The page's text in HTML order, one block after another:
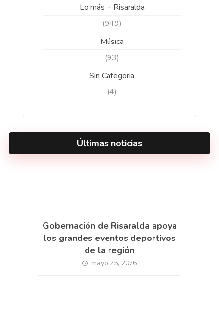
Lo más + Risaralda
(949)
Música
(93)
Sin Categoria
(4)
Últimas noticias
Gobernación de Risaralda apoya
los grandes eventos deportivos
de la región
mayo 25, 2026